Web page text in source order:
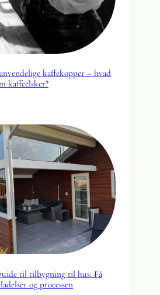
kaffekopper – hvad
kaffeelsker?
til tilbygning til hus: Få
og processen